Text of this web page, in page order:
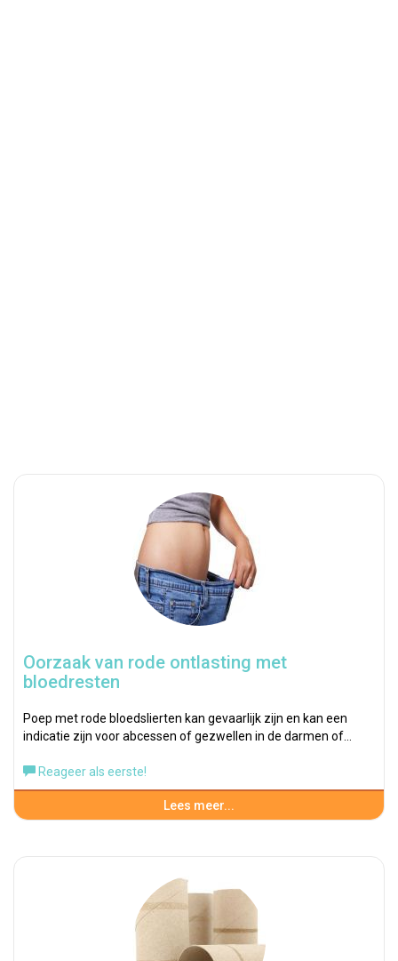
Oorzaak van rode ontlasting met
bloedresten
Poep met rode bloedslierten kan gevaarlijk zijn en kan een
indicatie zijn voor abcessen of gezwellen in de darmen of…
Reageer als eerste!
Lees meer...